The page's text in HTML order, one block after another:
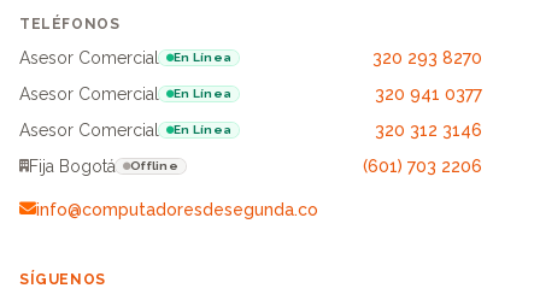
TELÉFONOS
Asesor Comercial En Línea
320 293 8270
Asesor Comercial
En Línea
320 941 0377
Asesor Comercial
En Línea
320 312 3146
Fija Bogotá
Offline (601) 703 2206
info@computadoresdesegunda.co
SÍGUENOS